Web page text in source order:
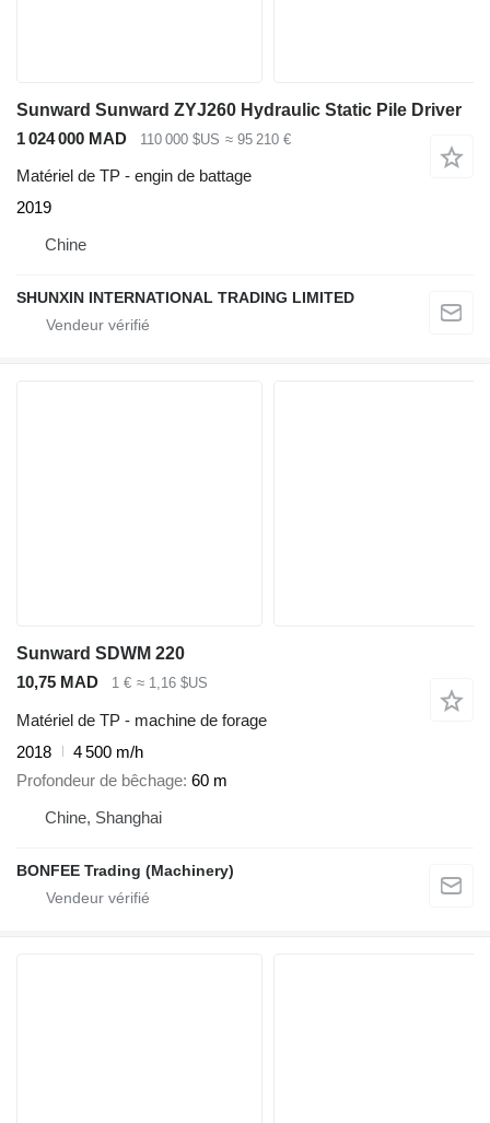
Sunward Sunward ZYJ260 Hydraulic Static Pile Driver
1 024 000 MAD
110 000 $US ≈ 95 210 €
Matériel de TP - engin de battage
2019
Chine
SHUNXIN INTERNATIONAL TRADING LIMITED
Sunward SDWM 220
10,75 MAD
1 € ≈ 1,16 $US
Matériel de TP - machine de forage
2018
4 500 m/h
Profondeur de bêchage 60 m
Chine, Shanghai
BONFEE Trading (Machinery)